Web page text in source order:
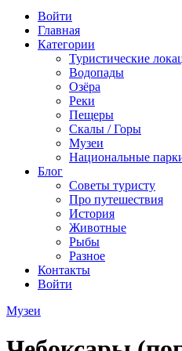
Войти
Главная
Категории
Туристические
Водопады
Озёра
Реки
Пещеры
Скалы / Горы
Музеи
Национальные
Блог
Советы туристу
Про путешествия
История
Животные
Рыбы
Разное
Контакты
Войти
Музеи